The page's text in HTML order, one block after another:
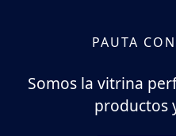
PAUTA
Somos la vitrina
productos